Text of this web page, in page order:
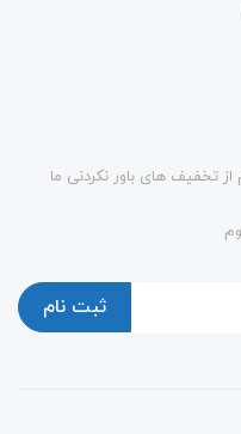
تخفیف های باور نکردنی ما
ثبت نام